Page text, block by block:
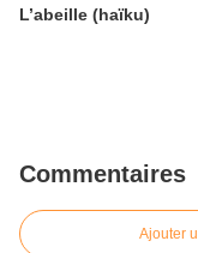
L’abeille (haïku)
Commentaires
Ajouter